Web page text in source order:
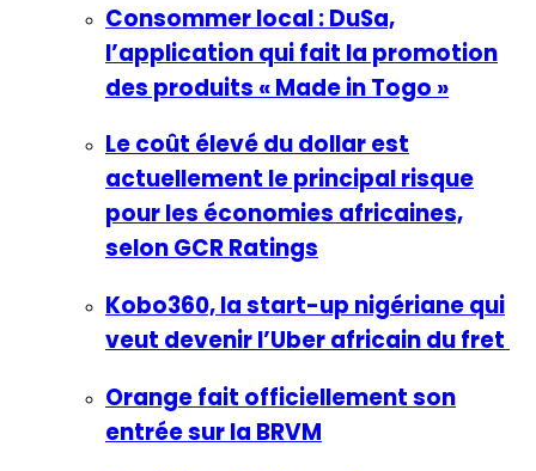
Consommer local : DuSa,
l’application qui fait la promotion
des produits « Made in Togo »
Le coût élevé du dollar est
actuellement le principal risque
pour les économies africaines,
selon GCR Ratings
Kobo360, la start-up nigériane qui
veut devenir l’Uber africain du fret
Orange fait officiellement son
entrée sur la BRVM